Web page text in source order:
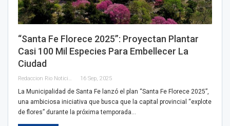
“Santa Fe Florece 2025”: Proyectan Plantar
Casi 100 Mil Especies Para Embellecer La
Ciudad
16 Sep, 2025
La Municipalidad de Santa Fe lanzó el plan “Santa Fe Florece 2025”,
una ambiciosa iniciativa que busca que la capital provincial “explote
de flores” durante la próxima temporada…